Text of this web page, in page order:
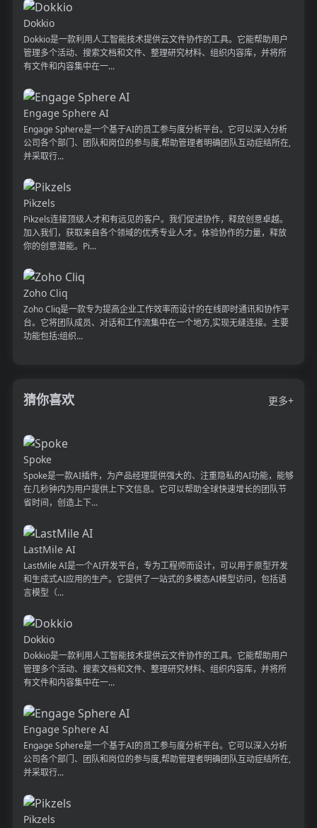
Dokkio
Dokkio是一款利用人工智能技术提供云文件协作的工具。它能帮助用户
管理多个活动、搜索文档和文件、整理研究材料、组织内容库，并将所
有文件和内容集中在一...
Engage Sphere AI
Engage Sphere是一个基于AI的员工参与度分析平台。它可以深入分析
公司各个部门、团队和岗位的参与度,帮助管理者明确团队互动症结所在,
并采取行...
Pikzels
Pikzels连接顶级人才和有远见的客户。我们促进协作，释放创意卓越。
加入我们，获取来自各个领域的优秀专业人才。体验协作的力量，释放
你的创意潜能。Pi...
Zoho Cliq
Zoho Cliq是一款专为提高企业工作效率而设计的在线即时通讯和协作平
台。它将团队成员、对话和工作流集中在一个地方,实现无缝连接。主要
功能包括:组织...
猜你喜欢 更多+
Spoke
Spoke是一款AI插件，为产品经理提供强大的、注重隐私的AI功能，能够
在几秒钟内为用户提供上下文信息。它可以帮助全球快速增长的团队节
省时间，创造上下...
LastMile AI
LastMile AI是一个AI开发平台，专为工程师而设计，可以用于原型开发
和生成式AI应用的生产。它提供了一站式的多模态AI模型访问，包括语
言模型（...
Dokkio
Dokkio是一款利用人工智能技术提供云文件协作的工具。它能帮助用户
管理多个活动、搜索文档和文件、整理研究材料、组织内容库，并将所
有文件和内容集中在一...
Engage Sphere AI
Engage Sphere是一个基于AI的员工参与度分析平台。它可以深入分析
公司各个部门、团队和岗位的参与度,帮助管理者明确团队互动症结所在,
并采取行...
Pikzels